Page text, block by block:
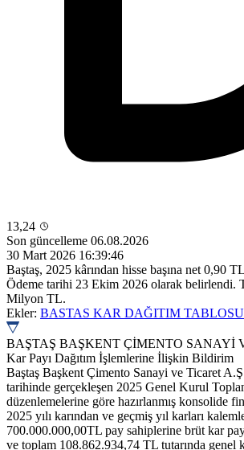
13,24
Son güncelleme 06.08.2026
30 Mart 2026 16:39:46
Baştaş, 2025 kârından hisse başına net 0,90
Ödeme tarihi 23 Ekim 2026 olarak belirlendi.
Milyon TL.
Ekler: BASTAS KAR DAĞITIM TABLOSU
BAŞTAŞ BAŞKENT ÇİMENTO SANAYİ
Kar Payı Dağıtım İşlemlerine İlişkin Bildirim
Baştaş Başkent Çimento Sanayi ve Ticaret
tarihinde gerçekleşen 2025 Genel Kurul
düzenlemelerine göre hazırlanmış konsolide
2025 yılı karından ve geçmiş yıl karları
700.000.000,00TL pay sahiplerine brüt kar
ve toplam 108.862.934,74 TL tutarında genel